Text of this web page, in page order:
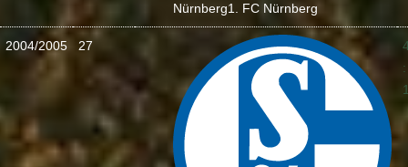
Nürnberg1. FC Nürnberg
2004/2005 27
: